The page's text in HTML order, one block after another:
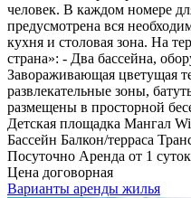
человек. В каждом номере
предусмотрена вся
кухня и столовая зона. На
страна»: - Два бассейна,
Завораживающая цветущая
развлекательные зоны,
размещены в просторной
Детская площадка Мангал
Бассейн Балкон/терраса
Посуточно Аренда от 1 суток
Цена договорная
Варианты аренды жилья